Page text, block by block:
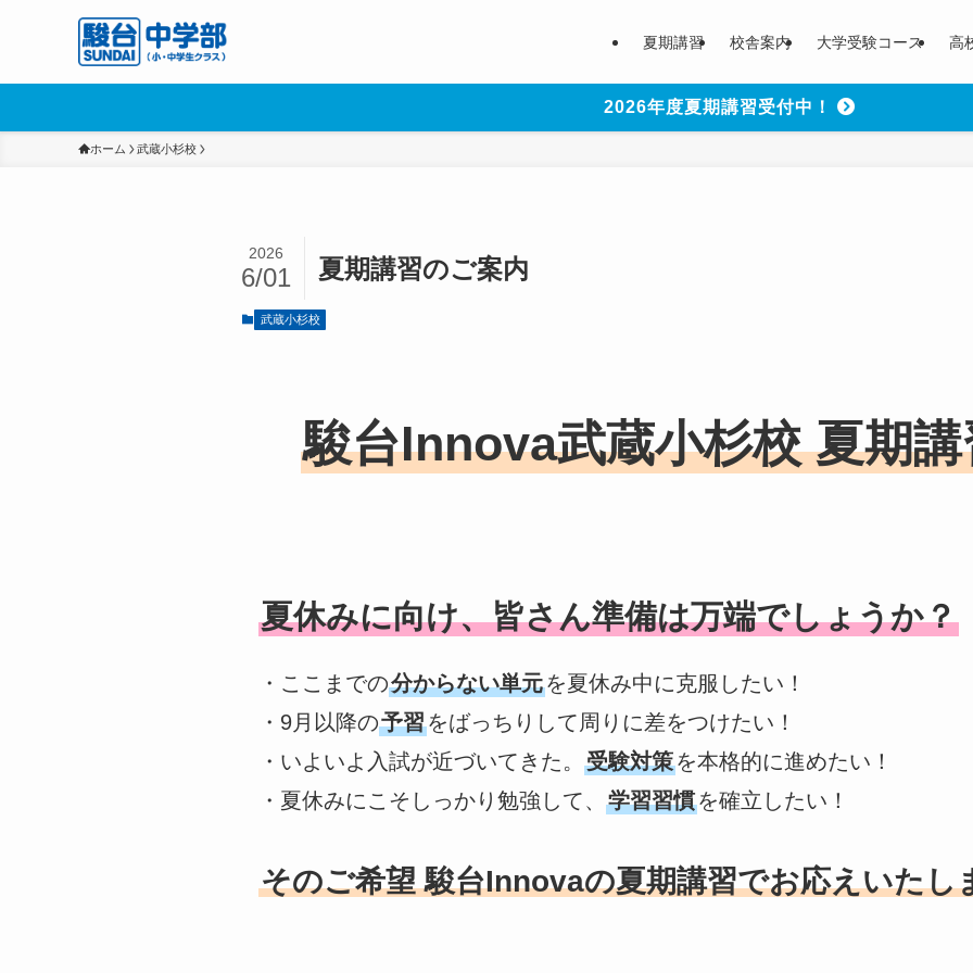
夏期講習 校舎案内 大学受験コース 高
2026年度夏期講習受付中！
ホーム 武蔵小杉校
夏期講習のご案内
2026
6/01
武蔵小杉校
駿台Innova武蔵小杉校 夏期
夏休みに向け、皆さん準備は万端でしょうか？
・ここまでの分からない単元を夏休み中に克服したい！
・9月以降の予習をばっちりして周りに差をつけたい！
・いよいよ入試が近づいてきた。 受験対策を本格的に進めたい！
・夏休みにこそしっかり勉強して、 学習習慣を確立したい！
そのご希望 駿台Innovaの夏期講習でお応えいたし